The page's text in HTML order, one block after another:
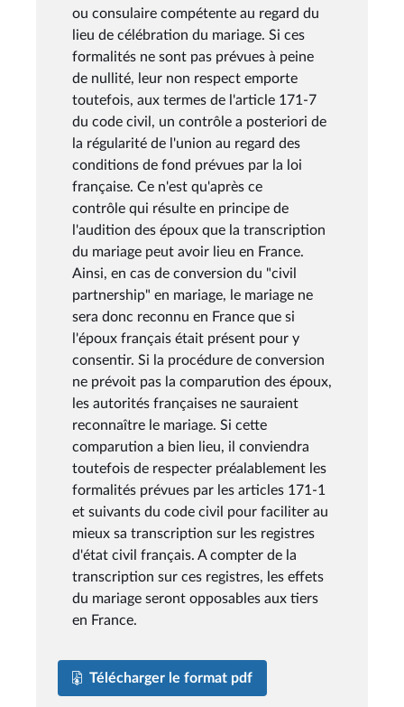
ou consulaire compétente au regard du
lieu de célébration du mariage. Si ces
formalités ne sont pas prévues à peine
de nullité, leur non respect emporte
toutefois, aux termes de l'article 171-7
du code civil, un contrôle a posteriori de
la régularité de l'union au regard des
conditions de fond prévues par la loi
française. Ce n'est qu'après ce
contrôle qui résulte en principe de
l'audition des époux que la transcription
du mariage peut avoir lieu en France.
Ainsi, en cas de conversion du "civil
partnership" en mariage, le mariage ne
sera donc reconnu en France que si
l'époux français était présent pour y
consentir. Si la procédure de conversion
ne prévoit pas la comparution des époux,
les autorités françaises ne sauraient
reconnaître le mariage. Si cette
comparution a bien lieu, il conviendra
toutefois de respecter préalablement les
formalités prévues par les articles 171-1
et suivants du code civil pour faciliter au
mieux sa transcription sur les registres
d'état civil français. A compter de la
transcription sur ces registres, les effets
du mariage seront opposables aux tiers
en France.
Télécharger le format pdf